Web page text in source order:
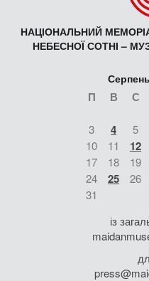
НАЦІОНАЛЬНИЙ
НЕБЕСНОЇ СОТНІ –
П В С
3 4 5
10
11 12
17
18 19
24
25 26
31
із